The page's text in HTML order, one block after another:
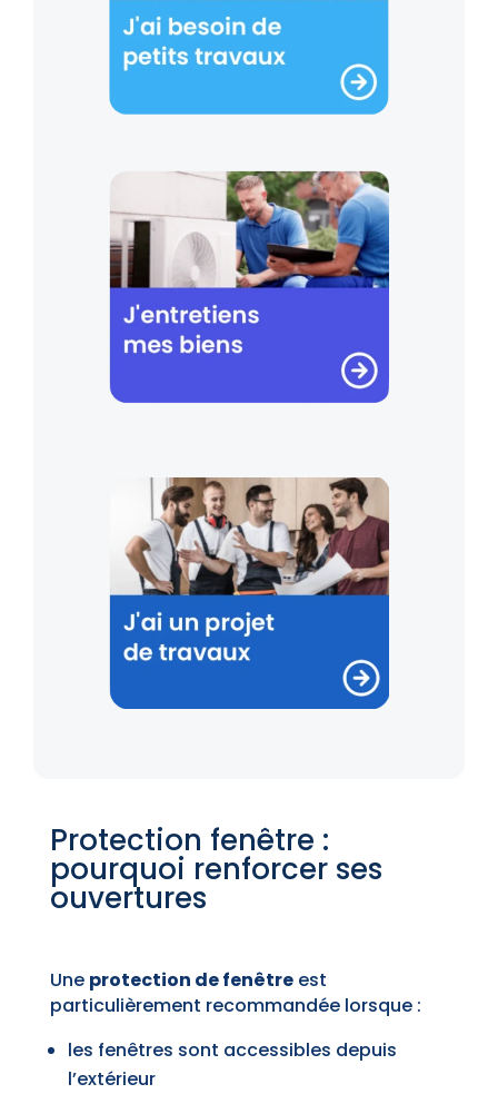
Protection fenêtre :
pourquoi renforcer ses
ouvertures
Une protection de fenêtreest
particulièrement recommandée lorsque :
les fenêtres sont accessibles depuis
l’extérieur